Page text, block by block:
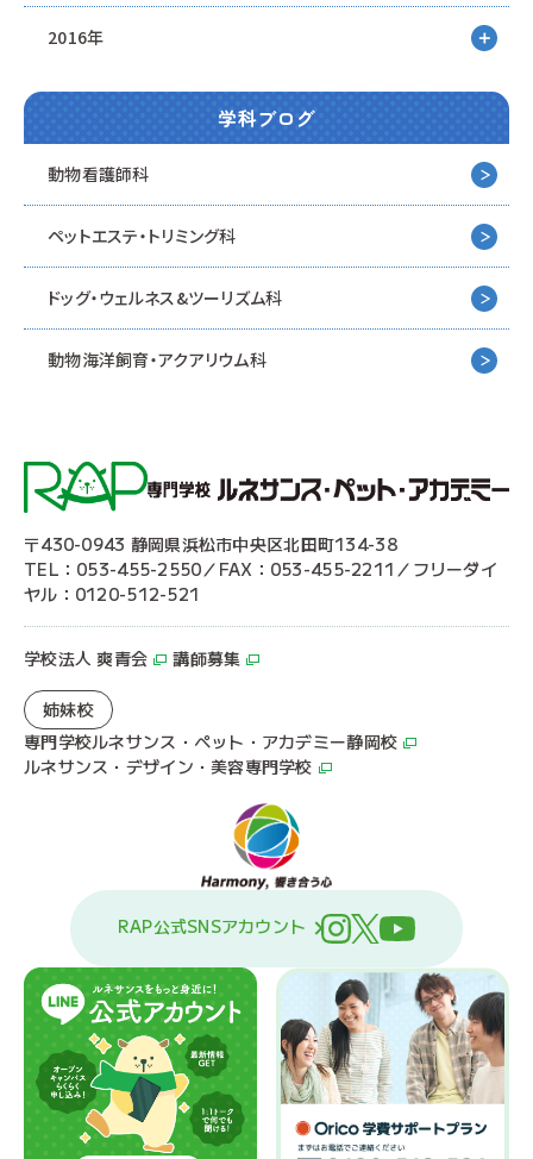
2016年
学科ブログ
動物看護師科
ペットエステ・トリミング科
ドッグ・ウェルネス&ツーリズム科
動物海洋飼育・アクアリウム科
〒430-0943 静岡県浜松市中央区北田町134-38
TEL：053-455-2550／FAX：053-455-2211／フリーダイ
ヤル：0120-512-521
学校法人 爽青会 講師募集
姉妹校
専門学校ルネサンス・ペット・アカデミー静岡校
ルネサンス・デザイン・美容専門学校
RAP公式SNSアカウント